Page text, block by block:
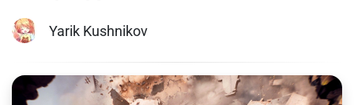
Yarik Kushnikov